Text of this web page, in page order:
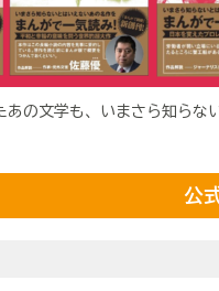
の文学も、いまさら知らな
公